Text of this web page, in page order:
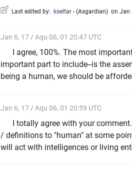
Last edited by: kseltar - (Asgardian) on Jan
Jan 6, 17 / Aqu 06, 01 20:47 UTC
I agree, 100%. The most
important part to include--is the
being a human, we should be
Jan 6, 17 / Aqu 06, 01 20:59 UTC
I totally agree with your
/ definitions to "human" at some
will act with intelligences or living